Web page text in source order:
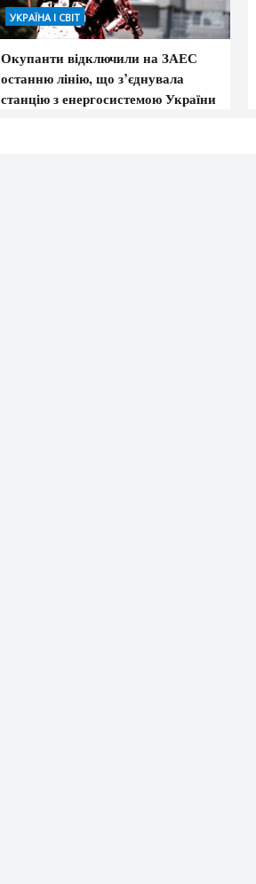
УКРАЇНА І СВІТ
Окупанти відключили на ЗАЕС
останню лінію, що з’єднувала
станцію з енергосистемою України